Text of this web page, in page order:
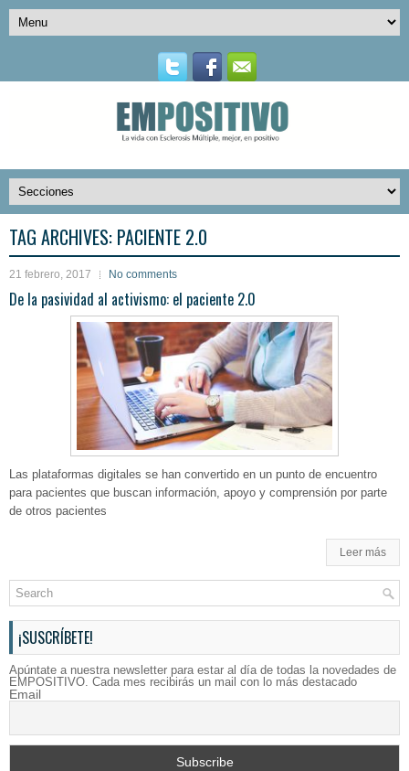
TAG ARCHIVES: PACIENTE 2.0
21 febrero, 2017 No comments
De la pasividad al activismo: el paciente 2.0
Las plataformas digitales se han convertido en un punto de encuentro
para pacientes que buscan información, apoyo y comprensión por parte
de otros pacientes
Leer más
¡SUSCRÍBETE!
Apúntate a nuestra newsletter para estar al día de todas la novedades de
EMPOSITIVO. Cada mes recibirás un mail con lo más destacado
Email